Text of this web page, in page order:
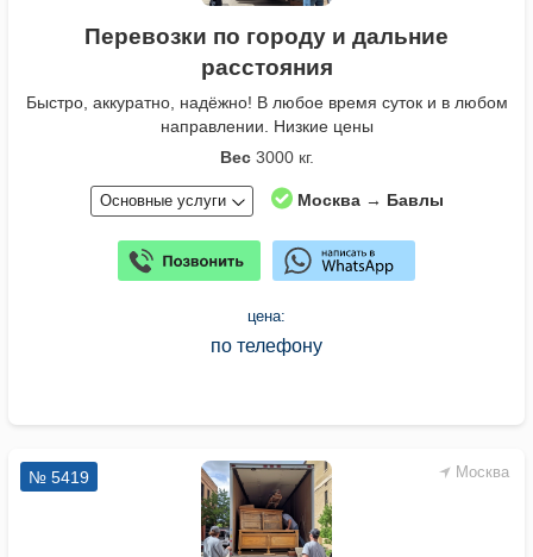
Перевозки по городу и дальние
расстояния
Быстро, аккуратно, надёжно! В любое время суток и в любом
направлении. Низкие цены
Вес3000 кг.
Основные услуги Москва → Бавлы
цена:
по телефону
Москва
№ 5419